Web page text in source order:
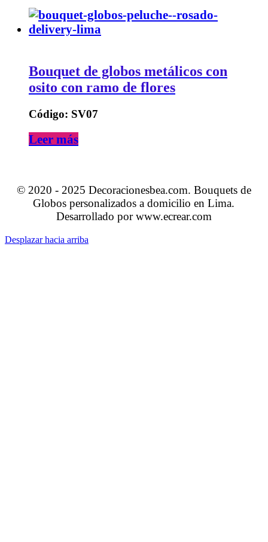
Bouquet de globos metálicos con
osito con ramo de flores
Código: SV07
Leer más
© 2020 - 2025 Decoracionesbea.com. Bouquets de
Globos personalizados a domicilio en Lima.
Desarrollado por www.ecrear.com
Desplazar hacia arriba